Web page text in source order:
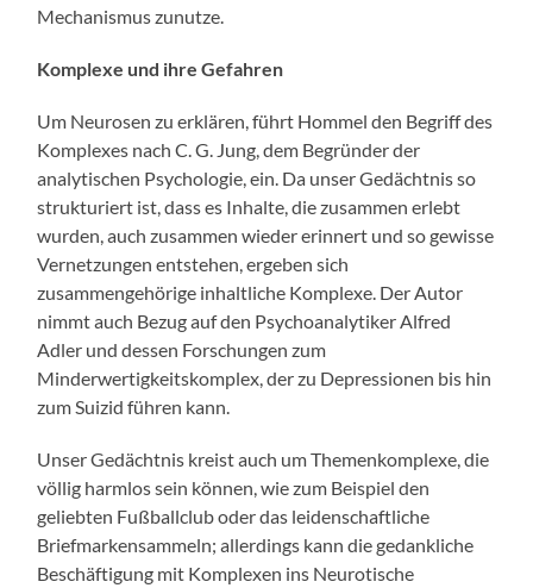
Mechanismus zunutze.
Komplexe und ihre Gefahren
Um Neurosen zu erklären, führt Hommel den Begriff des
Komplexes nach C. G. Jung, dem Begründer der
analytischen Psychologie, ein. Da unser Gedächtnis so
strukturiert ist, dass es Inhalte, die zusammen erlebt
wurden, auch zusammen wieder erinnert und so gewisse
Vernetzungen entstehen, ergeben sich
zusammengehörige inhaltliche Komplexe. Der Autor
nimmt auch Bezug auf den Psychoanalytiker Alfred
Adler und dessen Forschungen zum
Minderwertigkeitskomplex, der zu Depressionen bis hin
zum Suizid führen kann.
Unser Gedächtnis kreist auch um Themenkomplexe, die
völlig harmlos sein können, wie zum Beispiel den
geliebten Fußballclub oder das leidenschaftliche
Briefmarkensammeln; allerdings kann die gedankliche
Beschäftigung mit Komplexen ins Neurotische